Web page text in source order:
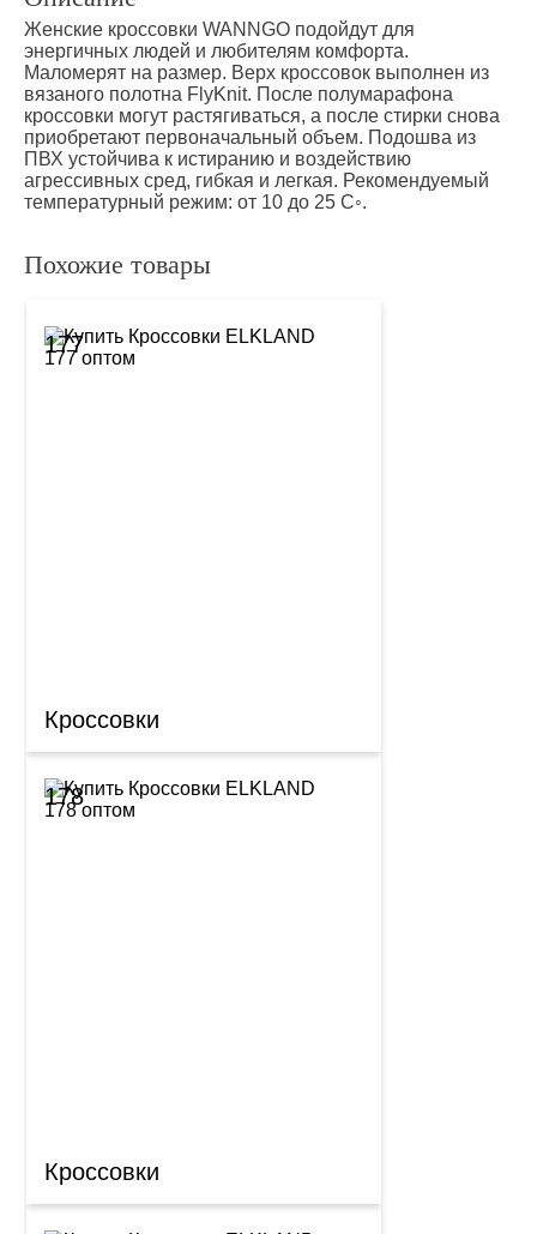
Женские кроссовки WANNGO подойдут для
энергичных людей и любителям комфорта.
Маломерят на размер. Верх кроссовок выполнен из
вязаного полотна FlyKnit. После полумарафона
кроссовки могут растягиваться, а после стирки снова
приобретают первоначальный объем. Подошва из
ПВХ устойчива к истиранию и воздействию
агрессивных сред, гибкая и легкая. Рекомендуемый
температурный режим: от 10 до 25 С◦.
Похожие товары
177
Кроссовки
178
Кроссовки